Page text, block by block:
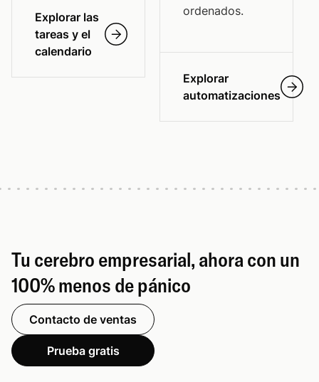
Explorar las
tareas y el
calendario
ordenados.
Explorar
automatizaciones
Tu cerebro empresarial, ahora con un
100% menos de pánico
Contacto de ventas
Prueba gratis